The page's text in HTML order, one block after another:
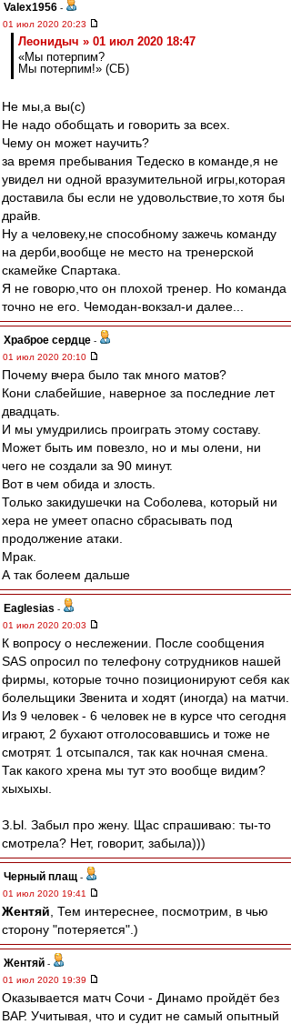
Valex1956 -
01 июл 2020 20:23
Леонидыч » 01 июл 2020 18:47
«Мы потерпим?
Мы потерпим!» (СБ)
Не мы,а вы(с)
Не надо обобщать и говорить за всех.
Чему он может научить?
за время пребывания Тедеско в команде,я не
увидел ни одной вразумительной игры,которая
доставила бы если не удовольствие,то хотя бы
драйв.
Ну а человеку,не способному зажечь команду
на дерби,вообще не место на тренерской
скамейке Спартака.
Я не говорю,что он плохой тренер. Но команда
точно не его. Чемодан-вокзал-и далее...
Храброе сердце -
01 июл 2020 20:10
Почему вчера было так много матов?
Кони слабейшие, наверное за последние лет
двадцать.
И мы умудрились проиграть этому составу.
Может быть им повезло, но и мы олени, ни
чего не создали за 90 минут.
Вот в чем обида и злость.
Только закидушечки на Соболева, который ни
хера не умеет опасно сбрасывать под
продолжение атаки.
Мрак.
А так болеем дальше
Eaglesias -
01 июл 2020 20:03
К вопросу о неслежении. После сообщения
SAS опросил по телефону сотрудников нашей
фирмы, которые точно позиционируют себя как
болельщики Звенита и ходят (иногда) на матчи.
Из 9 человек - 6 человек не в курсе что сегодня
играют, 2 бухают отголосовавшись и тоже не
смотрят. 1 отсыпался, так как ночная смена.
Так какого хрена мы тут это вообще видим?
хыхыхы.
З.Ы. Забыл про жену. Щас спрашиваю: ты-то
смотрела? Нет, говорит, забыла)))
Черный плащ -
01 июл 2020 19:41
Жентяй , Тем интереснее, посмотрим, в чью
сторону "потеряется".)
Жентяй -
01 июл 2020 19:39
Оказывается матч Сочи - Динамо пройдёт без
ВАР. Учитывая, что и судит не самый опытный